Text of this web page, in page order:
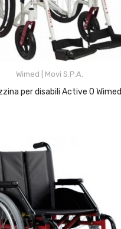
Wimed | Movi S.p.A.
per disabili Active 0 Wimed